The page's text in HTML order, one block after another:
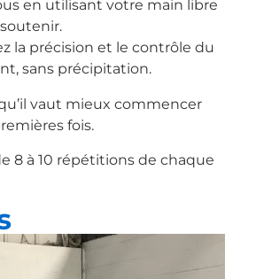
en utilisant votre main libre
la précision et le contrôle du
sans précipitation.
vaut mieux commencer
fois.
8 à 10 répétitions de chaque